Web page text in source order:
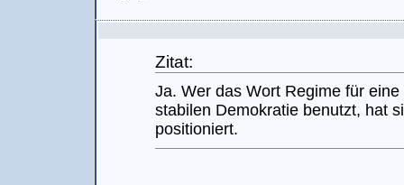
Zitat:
Ja. Wer das Wort Regime für
stabilen Demokratie benutzt, hat
positioniert.